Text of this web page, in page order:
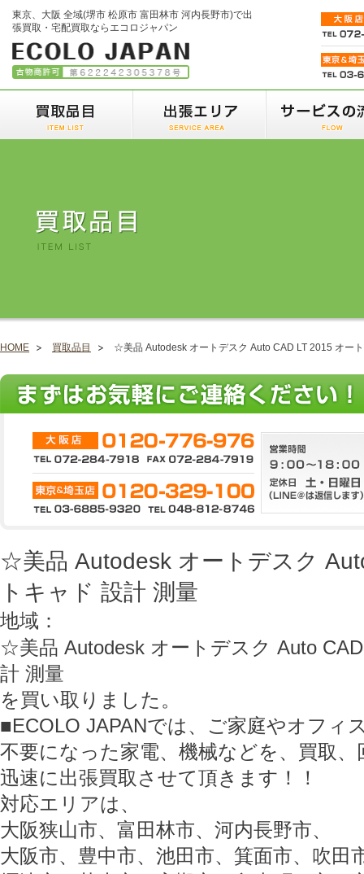
東京、大阪 全域(堺市 松原市 富田林市 河内長野市)で出
張買取・宅配買取ならエコロジャパン
HOME 買取品目 ☆美品 Autodesk オートデスク Auto CAD LT 2015 オー
☆美品 Autodesk オートデスク
トキャド 設計 測量
地域：
☆美品 Autodesk オートデスク Auto
計 測量
を買い取りました。
■ECOLO JAPANでは、ご家庭やオフィ
不要になった家電、機械などを、買取
迅速に出張買取させて頂きます！！
対応エリアは、
大阪狭山市、富田林市、河内長野市、
大阪市、豊中市、池田市、箕面市、吹田